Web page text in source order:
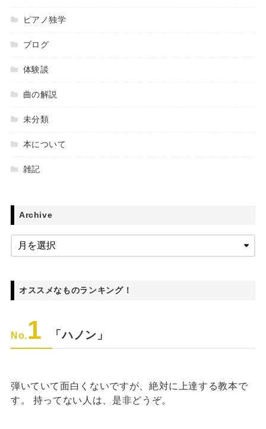
ピアノ独学
ブログ
体験談
曲の解説
未分類
本について
雑記
Archive
オススメなものランキング！
No.1 「ハノン」
弾いていて面白くないですが、絶対に上達する教本で
す。 持ってない人は、是非どうぞ。